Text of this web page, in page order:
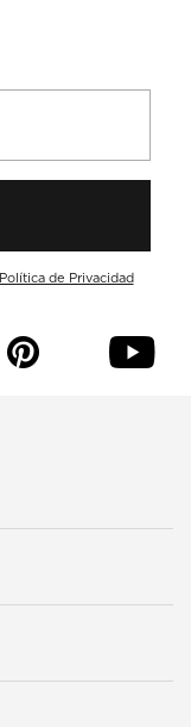
Política de Privacidad
p y